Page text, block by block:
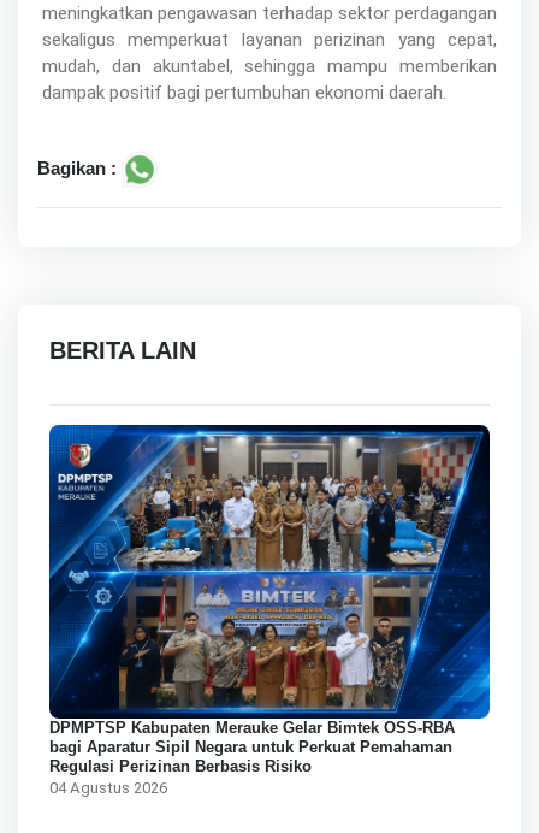
meningkatkan pengawasan terhadap sektor perdagangan
sekaligus memperkuat layanan perizinan yang cepat,
mudah, dan akuntabel, sehingga mampu memberikan
dampak positif bagi pertumbuhan ekonomi daerah.
Bagikan :
BERITA LAIN
DPMPTSP Kabupaten Merauke Gelar Bimtek OSS-RBA
bagi Aparatur Sipil Negara untuk Perkuat Pemahaman
Regulasi Perizinan Berbasis Risiko
04 Agustus 2026